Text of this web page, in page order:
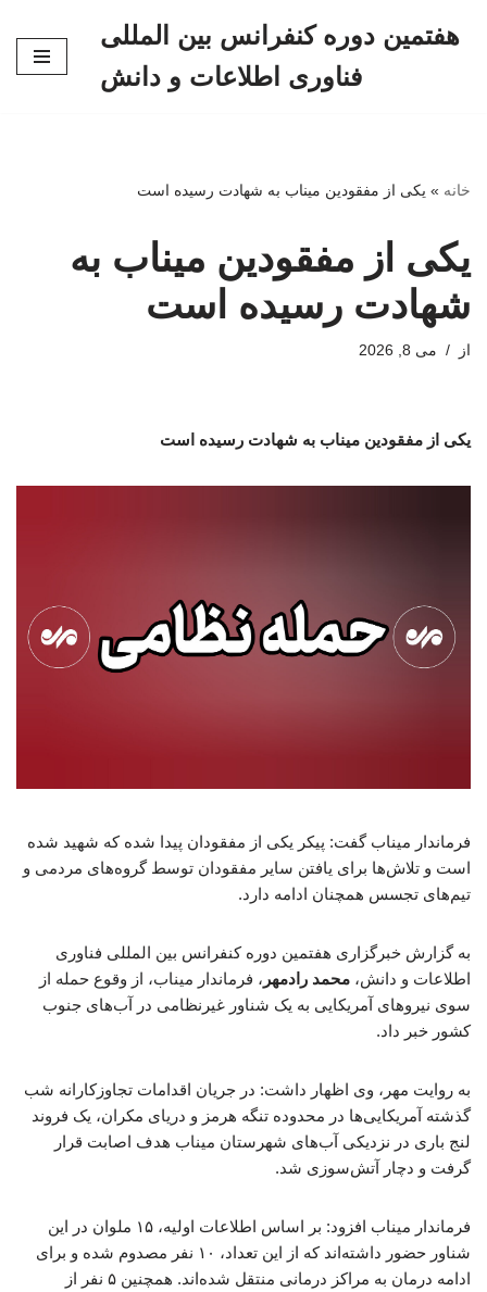
هفتمین دوره کنفرانس بین المللی
فناوری اطلاعات و دانش
خانه » یکی از مفقودین میناب به شهادت رسیده است
یکی از مفقودین میناب به
شهادت رسیده است
از می 8, 2026
یکی از مفقودین میناب به شهادت رسیده است
فرماندار میناب گفت: پیکر یکی از مفقودان پیدا شده که شهید شده
است و تلاش‌ها برای یافتن سایر مفقودان توسط گروه‌های مردمی و
تیم‌های تجسس همچنان ادامه دارد.
به گزارش خبرگزاری هفتمین دوره کنفرانس بین المللی فناوری
اطلاعات و دانش، محمد رادمهر ، فرماندار میناب، از وقوع حمله از
سوی نیروهای آمریکایی به یک شناور غیرنظامی در آب‌های جنوب
کشور خبر داد.
به روایت مهر، وی اظهار داشت: در جریان اقدامات تجاوزکارانه شب
گذشته آمریکایی‌ها در محدوده تنگه هرمز و دریای مکران، یک فروند
لنج باری در نزدیکی آب‌های شهرستان میناب هدف اصابت قرار
گرفت و دچار آتش‌سوزی شد.
فرماندار میناب افزود: بر اساس اطلاعات اولیه، ۱۵ ملوان در این
شناور حضور داشته‌اند که از این تعداد، ۱۰ نفر مصدوم شده و برای
ادامه درمان به مراکز درمانی منتقل شده‌اند. همچنین ۵ نفر از